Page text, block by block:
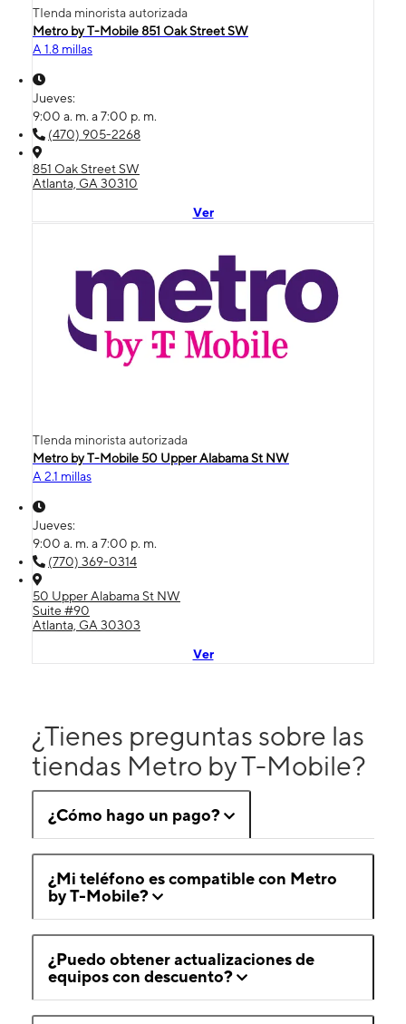
TIenda minorista autorizada
Metro by T-Mobile 851 Oak Street SW
A 1.8 millas
Jueves:
9:00 a. m. a 7:00 p. m.
(470) 905-2268
851 Oak Street SW
Atlanta, GA 30310
Ver
TIenda minorista autorizada
Metro by T-Mobile 50 Upper Alabama St NW
A 2.1 millas
Jueves:
9:00 a. m. a 7:00 p. m.
(770) 369-0314
50 Upper Alabama St NW
Suite #90
Atlanta, GA 30303
Ver
¿Tienes preguntas sobre las
tiendas Metro by T-Mobile?
¿Cómo hago un pago?
¿Mi teléfono es compatible con Metro
by T-Mobile?
¿Puedo obtener actualizaciones de
equipos con descuento?